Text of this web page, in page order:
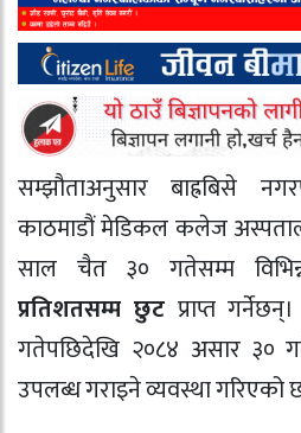
सम्झौताअनुसार बाह्रबिसे
काठमाडौं मेडिकल कलेज
साल चैत ३० गतेसम्म
प्रतिशतसम्म छुट प्राप्त
गतेपछिदेखि २०८४ असार ३०
उपलब्ध गराइने व्यवस्था गरिएको